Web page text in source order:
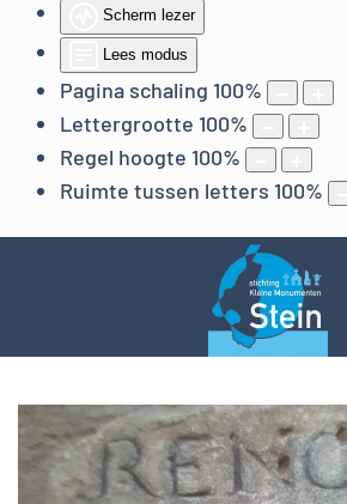
Scherm lezer
Lees modus
Pagina schaling 100%
Lettergrootte 100%
Regel hoogte 100%
Ruimte tussen letters 100%